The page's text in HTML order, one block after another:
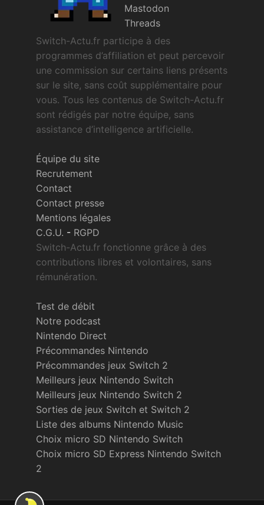
Mastodon
Threads
Switch-Actu.fr participe à des
programmes d’affiliation et peut percevoir
une commission sur certains liens présents
sur le site, sans coût supplémentaire pour
vous. Tous les contenus de Switch-Actu.fr
sont rédigés par notre équipe, sans
assistance d’intelligence artificielle.
Équipe du site
Recrutement
Contact
Contact presse
Mentions légales
C.G.U. - RGPD
Switch-Actu.fr fonctionne grâce à des
contributions libres et volontaires, sans
rémunération.
Test de débit
Notre podcast
Nintendo Direct
Précommandes Nintendo
Précommandes jeux Switch 2
Meilleurs jeux Nintendo Switch
Meilleurs jeux Nintendo Switch 2
Sorties de jeux Switch et Switch 2
Liste des albums Nintendo Music
Choix micro SD Nintendo Switch
Choix micro SD Express Nintendo Switch
2